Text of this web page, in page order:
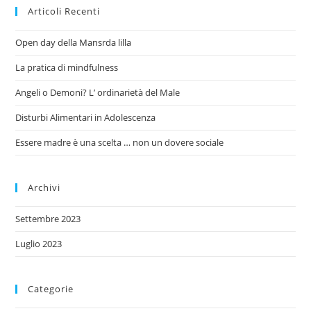
Articoli Recenti
Open day della Mansrda lilla
La pratica di mindfulness
Angeli o Demoni? L’ ordinarietà del Male
Disturbi Alimentari in Adolescenza
Essere madre è una scelta … non un dovere sociale
Archivi
Settembre 2023
Luglio 2023
Categorie